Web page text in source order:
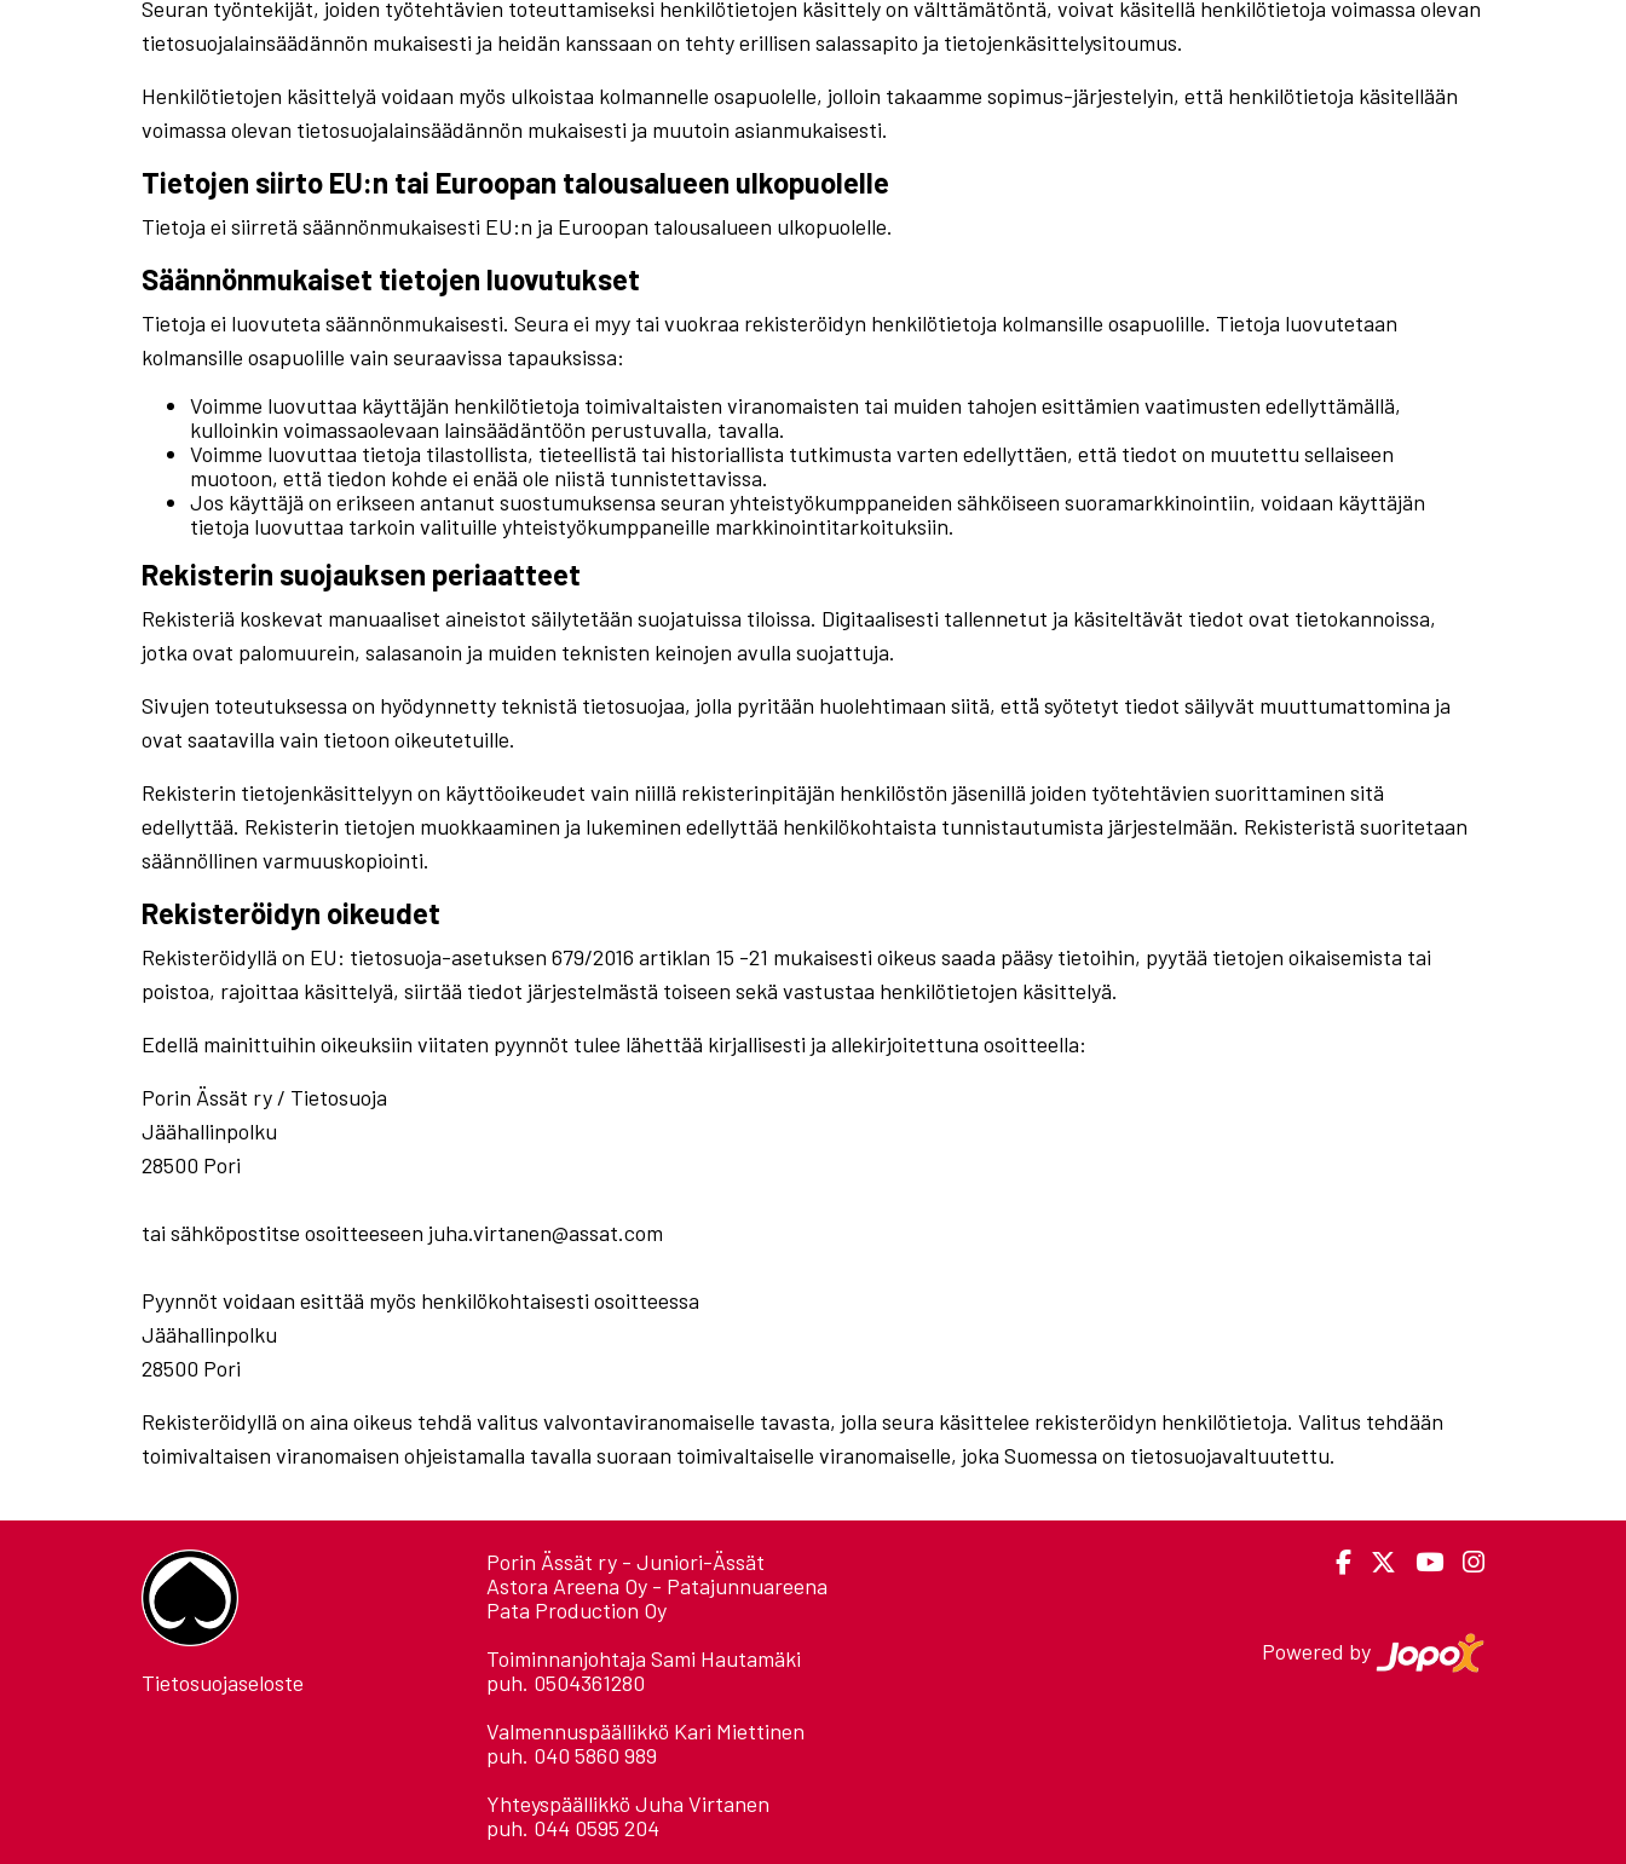
Seuran työntekijät, joiden työtehtävien toteuttamiseksi henkilötietojen käsittely on välttämätöntä, voivat käsitellä henkilötietoja voimassa olevan
tietosuojalainsäädännön mukaisesti ja heidän kanssaan on tehty erillisen salassapito ja tietojenkäsittelysitoumus.
Henkilötietojen käsittelyä voidaan myös ulkoistaa kolmannelle osapuolelle, jolloin takaamme sopimus-järjestelyin, että henkilötietoja käsitellään
voimassa olevan tietosuojalainsäädännön mukaisesti ja muutoin asianmukaisesti.
Tietojen siirto EU:n tai Euroopan talousalueen ulkopuolelle
Tietoja ei siirretä säännönmukaisesti EU:n ja Euroopan talousalueen ulkopuolelle.
Säännönmukaiset tietojen luovutukset
Tietoja ei luovuteta säännönmukaisesti. Seura ei myy tai vuokraa rekisteröidyn henkilötietoja kolmansille osapuolille. Tietoja luovutetaan
kolmansille osapuolille vain seuraavissa tapauksissa:
Voimme luovuttaa käyttäjän henkilötietoja toimivaltaisten viranomaisten tai muiden tahojen esittämien vaatimusten edellyttämällä,
kulloinkin voimassaolevaan lainsäädäntöön perustuvalla, tavalla.
Voimme luovuttaa tietoja tilastollista, tieteellistä tai historiallista tutkimusta varten edellyttäen, että tiedot on muutettu sellaiseen
muotoon, että tiedon kohde ei enää ole niistä tunnistettavissa.
Jos käyttäjä on erikseen antanut suostumuksensa seuran yhteistyökumppaneiden sähköiseen suoramarkkinointiin, voidaan käyttäjän
tietoja luovuttaa tarkoin valituille yhteistyökumppaneille markkinointitarkoituksiin.
Rekisterin suojauksen periaatteet
Rekisteriä koskevat manuaaliset aineistot säilytetään suojatuissa tiloissa. Digitaalisesti tallennetut ja käsiteltävät tiedot ovat tietokannoissa,
jotka ovat palomuurein, salasanoin ja muiden teknisten keinojen avulla suojattuja.
Sivujen toteutuksessa on hyödynnetty teknistä tietosuojaa, jolla pyritään huolehtimaan siitä, että̈ syötetyt tiedot säilyvät muuttumattomina ja
ovat saatavilla vain tietoon oikeutetuille.
Rekisterin tietojenkäsittelyyn on käyttöoikeudet vain niillä rekisterinpitäjän henkilöstön jäsenillä joiden työtehtävien suorittaminen sitä
edellyttää. Rekisterin tietojen muokkaaminen ja lukeminen edellyttää henkilökohtaista tunnistautumista järjestelmään. Rekisteristä suoritetaan
säännöllinen varmuuskopiointi.
Rekisteröidyn oikeudet
Rekisteröidyllä on EU: tietosuoja-asetuksen 679/2016 artiklan 15 -21 mukaisesti oikeus saada pääsy tietoihin, pyytää tietojen oikaisemista tai
poistoa, rajoittaa käsittelyä, siirtää tiedot järjestelmästä toiseen sekä vastustaa henkilötietojen käsittelyä.
Edellä mainittuihin oikeuksiin viitaten pyynnöt tulee lähettää kirjallisesti ja allekirjoitettuna osoitteella:
Porin Ässät ry / Tietosuoja
Jäähallinpolku
28500 Pori
tai sähköpostitse osoitteeseen juha.virtanen@assat.com
Pyynnöt voidaan esittää myös henkilökohtaisesti osoitteessa
Jäähallinpolku
28500 Pori
Rekisteröidyllä on aina oikeus tehdä valitus valvontaviranomaiselle tavasta, jolla seura käsittelee rekisteröidyn henkilötietoja. Valitus tehdään
toimivaltaisen viranomaisen ohjeistamalla tavalla suoraan toimivaltaiselle viranomaiselle, joka Suomessa on tietosuojavaltuutettu.
Tietosuojaseloste
Porin Ässät ry - Juniori-Ässät
Astora Areena Oy - Patajunnuareena
Pata Production Oy
Toiminnanjohtaja Sami Hautamäki
puh. 0504361280
Valmennuspäällikkö Kari Miettinen
puh. 040 5860 989
Yhteyspäällikkö Juha Virtanen
puh. 044 0595 204
Powered by